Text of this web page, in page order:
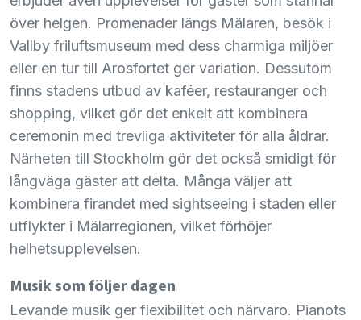
över helgen. Promenader längs Mälaren, besök i
Vallby friluftsmuseum med dess charmiga miljöer
eller en tur till Arosfortet ger variation. Dessutom
finns stadens utbud av kaféer, restauranger och
shopping, vilket gör det enkelt att kombinera
ceremonin med trevliga aktiviteter för alla åldrar.
Närheten till Stockholm gör det också smidigt för
långväga gäster att delta. Många väljer att
kombinera firandet med sightseeing i staden eller
utflykter i Mälarregionen, vilket förhöjer
helhetsupplevelsen.
Musik som följer dagen
Levande musik ger flexibilitet och närvaro. Pianots